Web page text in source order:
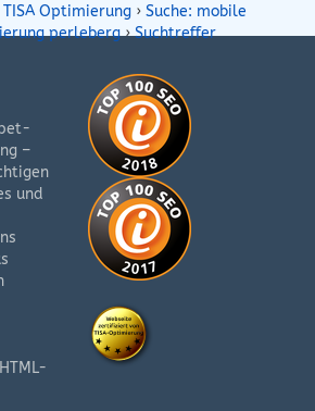
TISA Optimierung › Suche: mobile
perleberg›Suchtreffer
–
und